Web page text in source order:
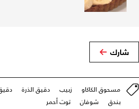
شارك
مسحوق الكاكاو زبيب دقيق الذرة
بندق
شوفان توت أحمر